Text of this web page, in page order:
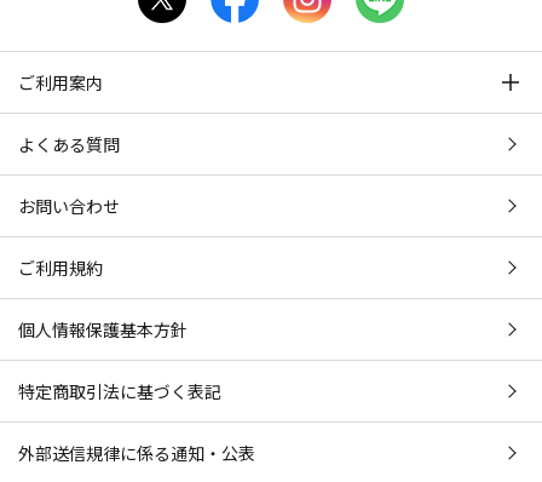
ご利用案内
よくある質問
お問い合わせ
ご利用規約
個人情報保護基本方針
特定商取引法に基づく表記
外部送信規律に係る通知・公表